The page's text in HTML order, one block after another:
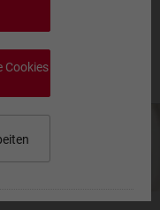
frites und Salat
Cookies